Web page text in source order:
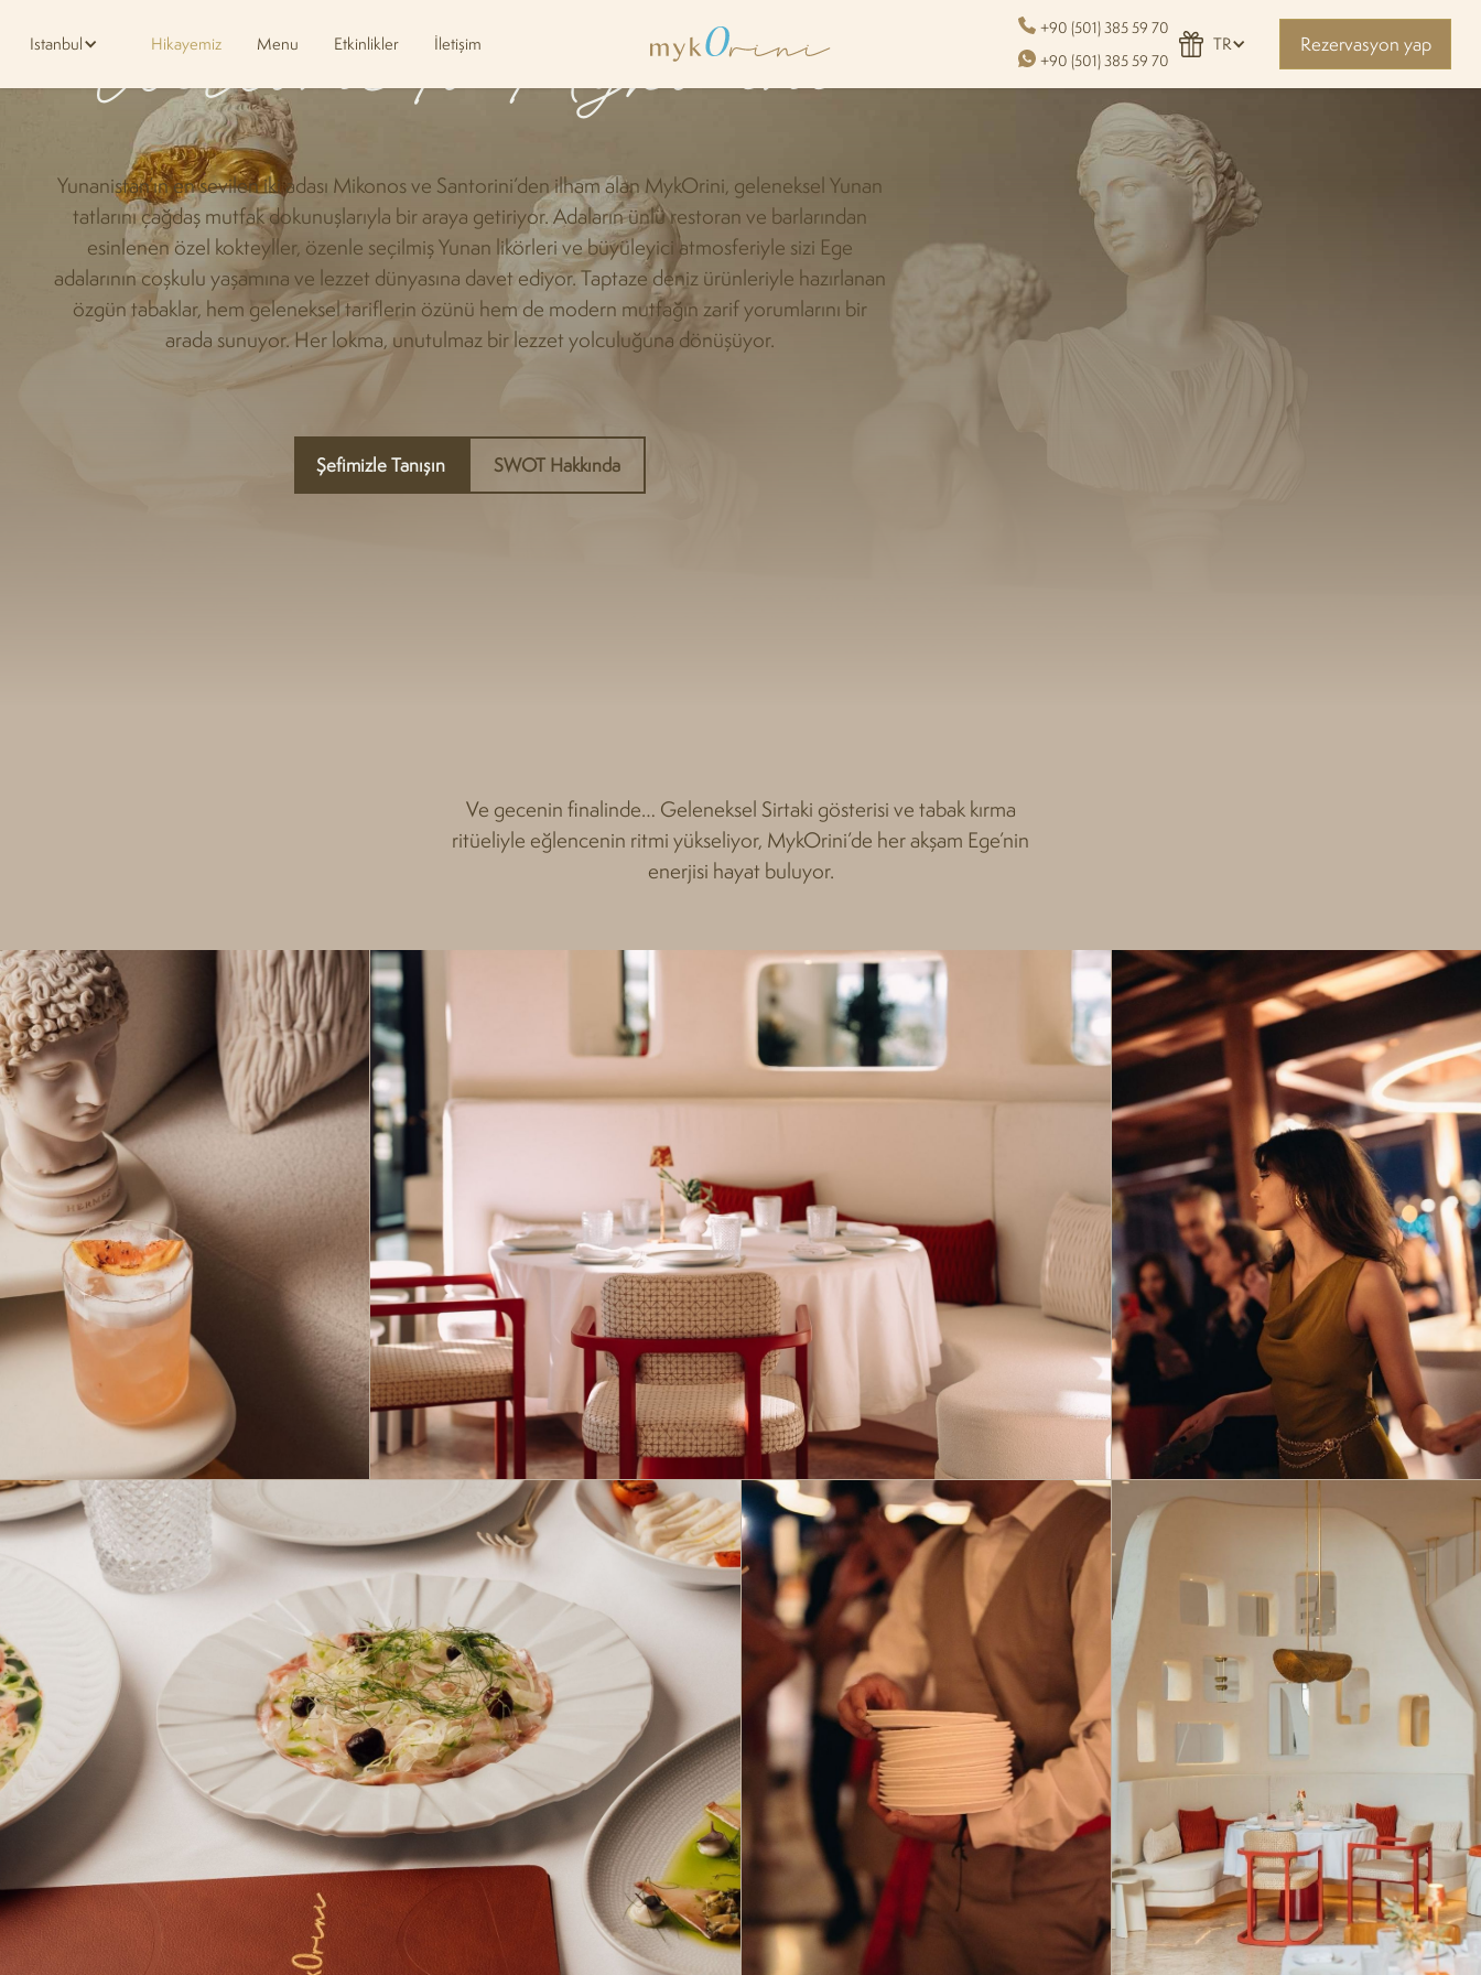
Istanbul Hikayemiz Menu Etkinlikler İletişim
+90 (501) 385 59 70
+90 (501) 385 59 70
TR Rezervasyon yap
Welcome to Mykorini
Yunanistan’ın en sevilen iki adası Mikonos ve Santorini’den ilham alan MykOrini, geleneksel Yunan
tatlarını çağdaş mutfak dokunuşlarıyla bir araya getiriyor. Adaların ünlü restoran ve barlarından
esinlenen özel kokteyller, özenle seçilmiş Yunan likörleri ve büyüleyici atmosferiyle sizi Ege
adalarının coşkulu yaşamına ve lezzet dünyasına davet ediyor. Taptaze deniz ürünleriyle hazırlanan
özgün tabaklar, hem geleneksel tariflerin özünü hem de modern mutfağın zarif yorumlarını bir
arada sunuyor. Her lokma, unutulmaz bir lezzet yolculuğuna dönüşüyor.
Şefimizle Tanışın SWOT Hakkında
Ve gecenin finalinde… Geleneksel Sirtaki gösterisi ve tabak kırma
ritüeliyle eğlencenin ritmi yükseliyor, MykOrini’de her akşam Ege’nin
enerjisi hayat buluyor.